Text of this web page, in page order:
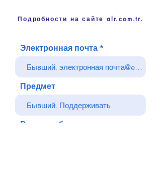
Подробности на сайте alr.com.tr.
Электронная почта
Предмет
Ваше сообщение